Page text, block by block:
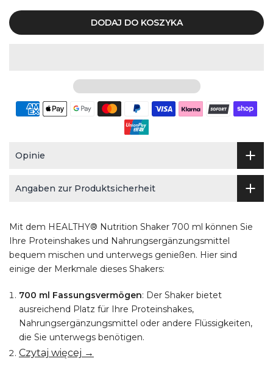
DODAJ DO KOSZYKA
Opinie
Angaben zur Produktsicherheit
Mit dem HEALTHY® Nutrition Shaker 700 ml können Sie
Ihre Proteinshakes und Nahrungsergänzungsmittel
bequem mischen und unterwegs genießen. Hier sind
einige der Merkmale dieses Shakers:
700 ml Fassungsvermögen: Der Shaker bietet
ausreichend Platz für Ihre Proteinshakes,
Nahrungsergänzungsmittel oder andere Flüssigkeiten,
die Sie unterwegs benötigen.
Czytaj więcej →